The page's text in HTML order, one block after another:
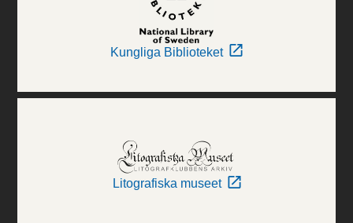
Kungliga Biblioteket
Litografiska museet